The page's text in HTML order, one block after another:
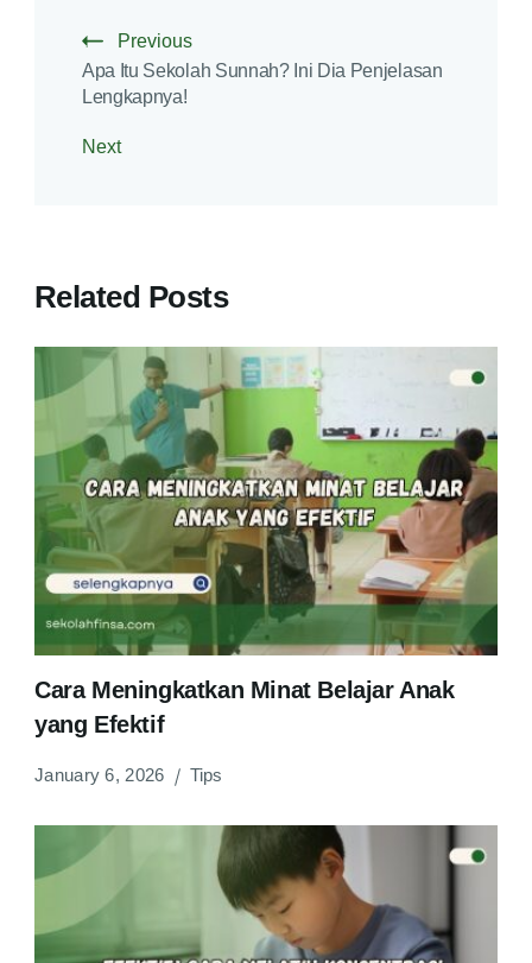
Previous
Apa Itu Sekolah Sunnah? Ini Dia Penjelasan
Lengkapnya!
Next
Related Posts
Cara Meningkatkan Minat Belajar Anak
yang Efektif
January 6, 2026 Tips